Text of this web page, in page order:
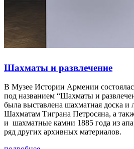
Шахматы и развлечение
В Музее Истории Армении
под названием “Шахматы и
была выставлена шахматная доска
Шахматам Тиграна Петросяна, а
и шахматные камни 1885 года из
ряд других архивных материалов.